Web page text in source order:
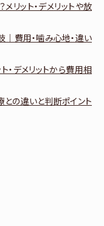
リット・デメリットや放
費用・噛み心地・違い
・デメリットから費用相
の違いと判断ポイント